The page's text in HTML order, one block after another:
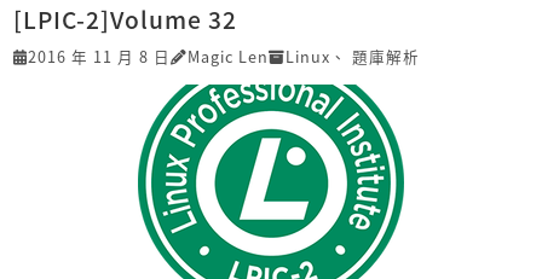
[LPIC-2]Volume 32
2016 年 11 月 8 日 Magic Len Linux 、 題庫解析